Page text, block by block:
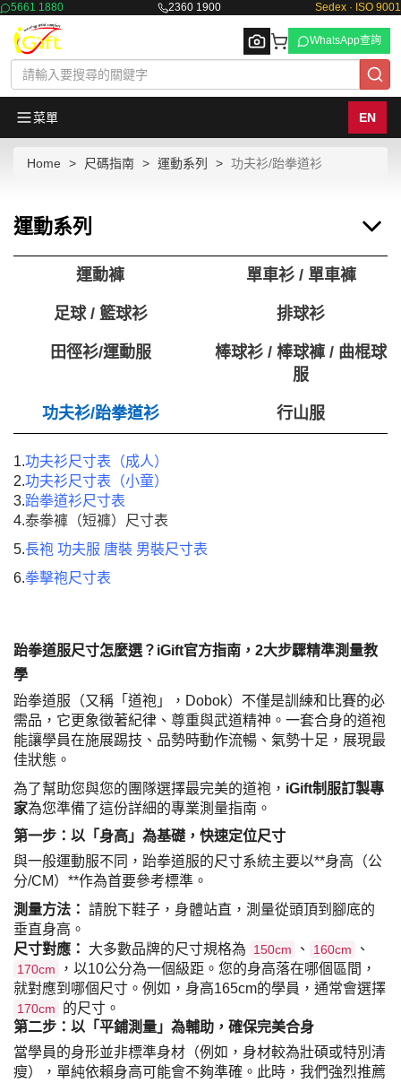
5661 1880 2360 1900 Sedex · ISO 9001
Browse
WhatsApp查詢
菜單 EN
Home 尺碼指南 運動系列 功夫衫/跆拳道衫
運動系列
運動褲 單車衫 / 單車褲
足球 / 籃球衫 排球衫
田徑衫/運動服
棒球衫 / 棒球褲 / 曲棍球
服
功夫衫/跆拳道衫 行山服
1.功夫衫尺寸表（成人）
2.功夫衫尺寸表（小童）
3.跆拳道衫尺寸表
4.泰拳褲（短褲）尺寸表
5.長袍 功夫服 唐裝 男裝尺寸表
6.拳擊袍尺寸表
跆拳道服尺寸怎麼選？iGift官方指南，2大步驟精準測量教
學
跆拳道服（又稱「道袍」，Dobok）不僅是訓練和比賽的必
需品，它更象徵著紀律、尊重與武道精神。一套合身的道袍
能讓學員在施展踢技、品勢時動作流暢、氣勢十足，展現最
佳狀態。
為了幫助您與您的團隊選擇最完美的道袍， iGift制服訂製專
家為您準備了這份詳細的專業測量指南。
第一步：以「身高」為基礎，快速定位尺寸
與一般運動服不同，跆拳道服的尺寸系統主要以**身高（公
分/CM）**作為首要參考標準。
測量方法： 請脫下鞋子，身體站直，測量從頭頂到腳底的
垂直身高。
尺寸對應：
大多數品牌的尺寸規格為 150cm 、 160cm 、
170cm
，以10公分為一個級距。您的身高落在哪個區間，
就對應到哪個尺寸。例如，身高165cm的學員，通常會選擇
170cm
的尺寸。
第二步：以「平鋪測量」為輔助，確保完美合身
當學員的身形並非標準身材（例如，身材較為壯碩或特別清
瘦），單純依賴身高可能會不夠準確。此時，我們強烈推薦